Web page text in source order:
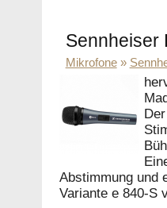
Sennheiser
Mikrofone»
Abstimmung und
Variante e 840-S